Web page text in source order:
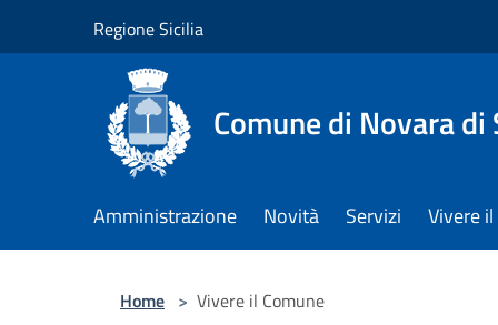
Regione Sicilia
Comune di Novara di
Amministrazione Novità Servizi Vivere
Home > Vivere il Comune